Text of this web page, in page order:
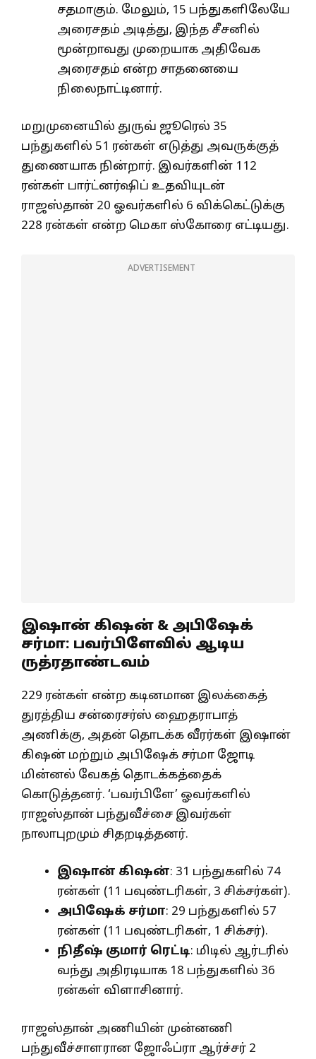
சதமாகும். மேலும், 15 பந்துகளிலேயே
அரைசதம் அடித்து, இந்த சீசனில்
மூன்றாவது முறையாக அதிவேக
அரைசதம் என்ற சாதனையை
நிலைநாட்டினார்.
மறுமுனையில் துருவ் ஜூரெல் 35
பந்துகளில் 51 ரன்கள் எடுத்து அவருக்குத்
துணையாக நின்றார். இவர்களின் 112
ரன்கள் பார்ட்னர்ஷிப் உதவியுடன்
ராஜஸ்தான் 20 ஓவர்களில் 6 விக்கெட்டுக்கு
228 ரன்கள் என்ற மெகா ஸ்கோரை எட்டியது.
ADVERTISEMENT
இஷான் கிஷன் & அபிஷேக்
சர்மா: பவர்பிளேவில் ஆடிய
ருத்ரதாண்டவம்
229 ரன்கள் என்ற கடினமான இலக்கைத்
துரத்திய சன்ரைசர்ஸ் ஹைதராபாத்
அணிக்கு, அதன் தொடக்க வீரர்கள் இஷான்
கிஷன் மற்றும் அபிஷேக் சர்மா ஜோடி
மின்னல் வேகத் தொடக்கத்தைக்
கொடுத்தனர். ‘பவர்பிளே’ ஓவர்களில்
ராஜஸ்தான் பந்துவீச்சை இவர்கள்
நாலாபுறமும் சிதறடித்தனர்.
இஷான் கிஷன்: 31 பந்துகளில் 74
ரன்கள் (11 பவுண்டரிகள், 3 சிக்சர்கள்).
அபிஷேக் சர்மா: 29 பந்துகளில் 57
ரன்கள் (11 பவுண்டரிகள், 1 சிக்சர்).
நிதீஷ் குமார் ரெட்டி: மிடில் ஆர்டரில்
வந்து அதிரடியாக 18 பந்துகளில் 36
ரன்கள் விளாசினார்.
ராஜஸ்தான் அணியின் முன்னணி
பந்துவீச்சாளரான ஜோஃப்ரா ஆர்ச்சர் 2